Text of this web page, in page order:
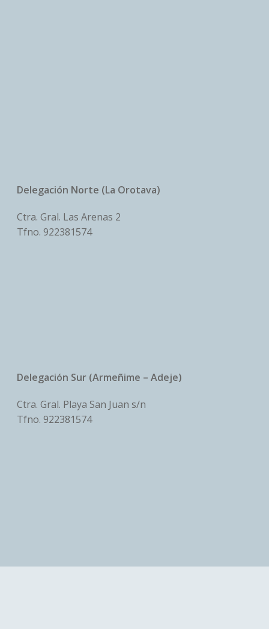
Delegación Norte (La Orotava)
Ctra. Gral. Las Arenas 2
Tfno. 922381574
Delegación Sur (Armeñime – Adeje)
Ctra. Gral. Playa San Juan s/n
Tfno. 922381574